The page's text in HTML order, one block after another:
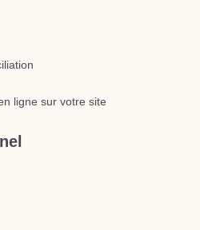
ligne sur votre site